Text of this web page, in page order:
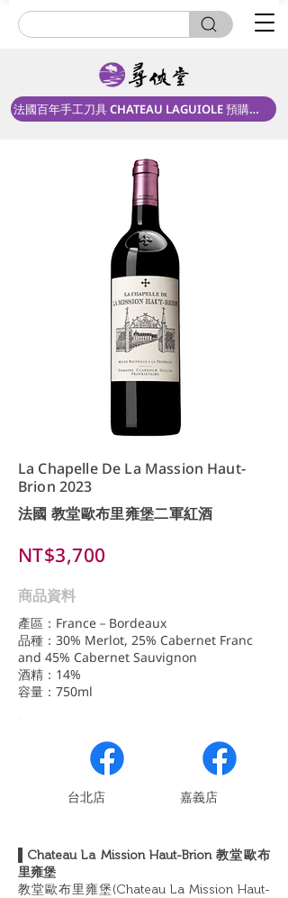
法國百年手工刀具 CHATEAU LAGUIOLE 預購中！
La Chapelle De La Massion Haut-
Brion 2023
法國 教堂歐布里雍堡二軍紅酒
NT$3,700
商品資料
產區：France－Bordeaux
品種：30% Merlot, 25% Cabernet Franc
and 45% Cabernet Sauvignon
酒精：14%
容量：750ml
​台北店 嘉義店
▌Chateau La Mission Haut-Brion 教堂歐布
里雍堡
教堂歐布里雍堡(Chateau La Mission Haut-